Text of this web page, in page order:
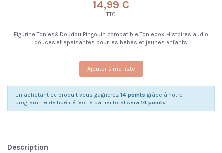
14,99 €
TTC
Figurine Tonies® Doudou Pingouin compatible Toniebox. Histoires audio
douces et apaisantes pour les bébés et jeunes enfants.
Ajouter à ma liste
En achetant ce produit vous gagnerez 14 points grâce à notre
programme de fidélité. Votre panier totalisera 14 points.
Description